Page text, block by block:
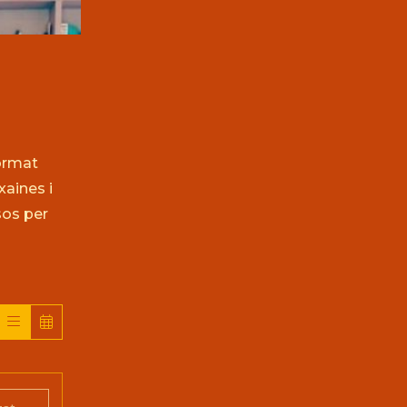
i
per